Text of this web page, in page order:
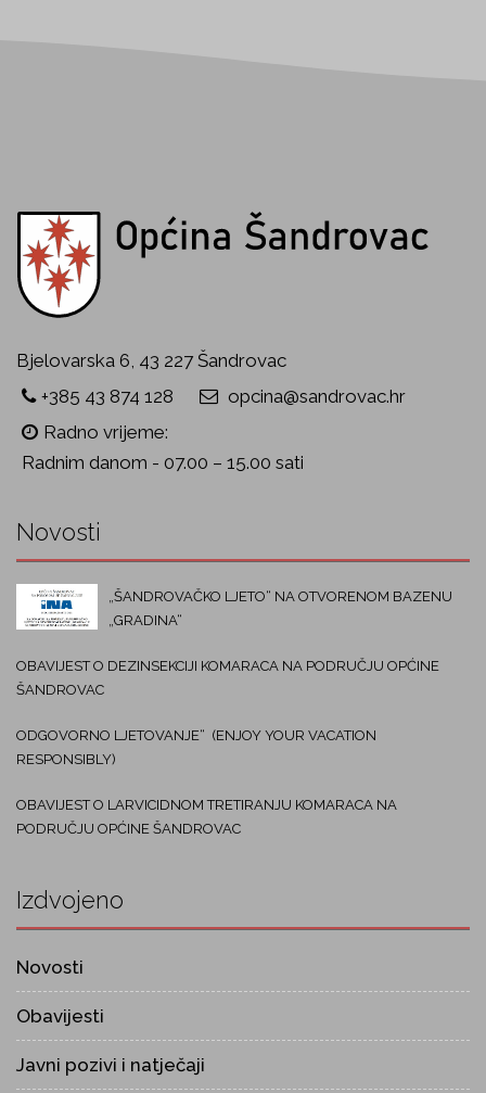
Bjelovarska 6, 43 227 Šandrovac
+385 43 874 128
opcina@sandrovac.hr
Radno vrijeme:
Radnim danom - 07.00 – 15.00 sati
Novosti
„ŠANDROVAČKO LJETO“ NA OTVORENOM BAZENU
„GRADINA“
OBAVIJEST O DEZINSEKCIJI KOMARACA NA PODRUČJU OPĆINE
ŠANDROVAC
ODGOVORNO LJETOVANJE“ (ENJOY YOUR VACATION
RESPONSIBLY)
OBAVIJEST O LARVICIDNOM TRETIRANJU KOMARACA NA
PODRUČJU OPĆINE ŠANDROVAC
Izdvojeno
Novosti
Obavijesti
Javni pozivi i natječaji